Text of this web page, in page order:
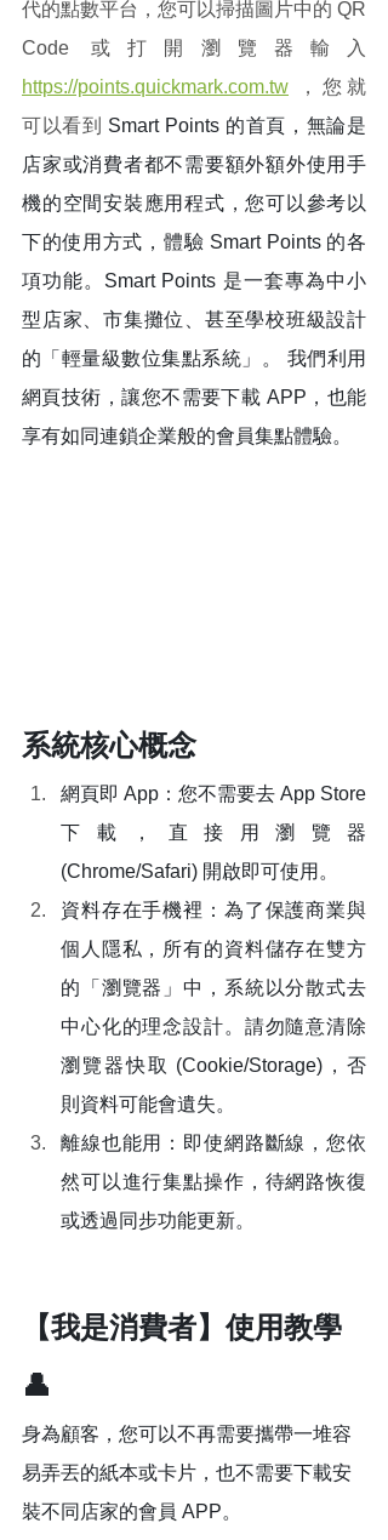
代的點數平台，您可以掃描圖片中的 QR
https://points.quickmark.com.tw ，您就
可以看到 Smart Points 的首頁，無論是
店家或消費者都不需要額外額外使用手
機的空間安裝應用程式，您可以參考以
下的使用方式，體驗 Smart Points 的各
項功能。Smart Points 是一套專為中小
型店家、市集攤位、甚至學校班級設計
的「輕量級數位集點系統」。 我們利用
網頁技術，讓您不需要下載 APP，也能
享有如同連鎖企業般的會員集點體驗。
系統核心概念
網頁即 App：您不需要去 App Store
下載，直接用瀏覽器
(Chrome/Safari) 開啟即可使用。
資料存在手機裡：為了保護商業與
個人隱私，所有的資料儲存在雙方
的「瀏覽器」中，系統以分散式去
中心化的理念設計。請勿隨意清除
瀏覽器快取 (Cookie/Storage)，否
則資料可能會遺失。
離線也能用：即使網路斷線，您依
然可以進行集點操作，待網路恢復
或透過同步功能更新。
【我是消費者】使用教學
👤
身為顧客，您可以不再需要攜帶一堆容
易弄丟的紙本或卡片，也不需要下載安
裝不同店家的會員 APP。